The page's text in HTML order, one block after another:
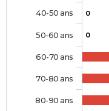
0
0
40-50 ans
50-60 ans
60-70 ans
70-80 ans
80-90 ans